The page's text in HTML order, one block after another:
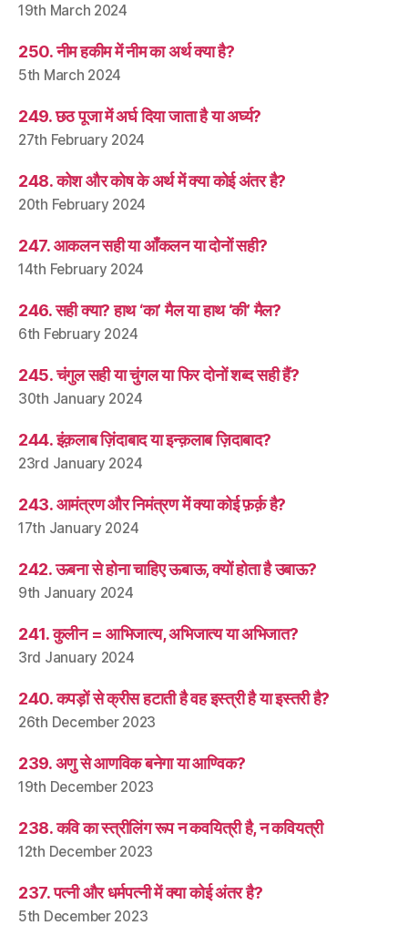
19th March 2024
250. नीम हकीम में नीम का अर्थ क्या है?
5th March 2024
249. छठ पूजा में अर्घ दिया जाता है या अर्घ्य?
27th February 2024
248. कोश और कोष के अर्थ में क्या कोई अंतर है?
20th February 2024
247. आकलन सही या आँकलन या दोनों सही?
14th February 2024
246. सही क्या? हाथ ‘का’ मैल या हाथ ‘की’ मैल?
6th February 2024
245. चंगुल सही या चुंगल या फिर दोनों शब्द सही हैं?
30th January 2024
244. इंक़लाब ज़िंदाबाद या इन्क़लाब ज़िदाबाद?
23rd January 2024
243. आमंत्रण और निमंत्रण में क्या कोई फ़र्क़ है?
17th January 2024
242. ऊबना से होना चाहिए ऊबाऊ, क्यों होता है उबाऊ?
9th January 2024
241. कुलीन = आभिजात्य, अभिजात्य या अभिजात?
3rd January 2024
240. कपड़ों से क्रीस हटाती है वह इस्त्री है या इस्तरी है?
26th December 2023
239. अणु से आणविक बनेगा या आण्विक?
19th December 2023
238. कवि का स्त्रीलिंग रूप न कवयित्री है, न कवियत्री
12th December 2023
237. पत्नी और धर्मपत्नी में क्या कोई अंतर है?
5th December 2023